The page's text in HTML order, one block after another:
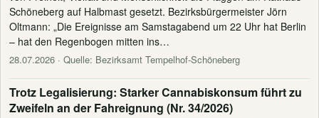
Schöneberg auf Halbmast gesetzt. Bezirksbürgermeister Jörn
Oltmann: „Die Ereignisse am Samstagabend um 22 Uhr hat Berlin
– hat den Regenbogen mitten ins…
28.07.2026 · Quelle: Bezirksamt Tempelhof-Schöneberg
Trotz Legalisierung: Starker Cannabiskonsum führt zu
Zweifeln an der Fahreignung (Nr. 34/2026)